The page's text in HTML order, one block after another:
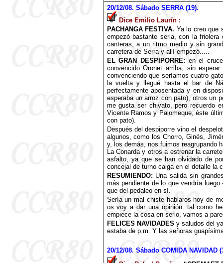
20/12/08. Sábado SERRA (19).
Dice Emilio Laurín :
PACHANGA FESTIVA. Ya lo creo que
empezó bastante seria, con la friolera
canteras, a un ritmo medio y sin
carretera de Serra y allí empezó.....
EL GRAN DESPIPORRE: en el
convencido Oronet arriba, sin
convenciendo que seríamos cuatro
la vuelta y llegué hasta el bar de
perfectamente aposentada y en
esperaba un arroz con pato), otros un
me gusta ser chivato, pero recuerdo
Vicente Ramos y Palomeque, éste
con pato).
Después del despiporre vino el
algunos, como los Chorro, Ginés,
y, los demás, nos fuimos reagrupando
La Conarda y otros a estrenar la
asfalto, ya que se han olvidado de
concejal de turno caiga en el detalle la
RESUMIENDO: Una salida sin
más pendiente de lo que vendría
que del pedaleo en sí.
Sería un mal chiste hablaros hoy de
os voy a dar una opinión: tal como
empiece la cosa en serio, vamos a
FELICES NAVIDADES y saludos del
estaba de p.m. Y las señoras
20/12/08. Sábado COMIDA NAVIDAD